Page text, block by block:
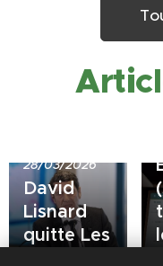
28/03/2026
David
Lisnard
quitte Les